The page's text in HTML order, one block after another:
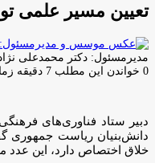
تعیین مسیر علمی
مدیرمسئول: دکتر محمدعلی
0 خواندن این مطلب 7 دقیقه زمان میبرد
دبیر ستاد فناوری‌های
خلاق اختصاص دارد، این عدد